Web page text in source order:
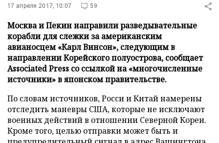
17 апреля 2017, 10:07 59
Москва и Пекин направили разведывательные
корабли для слежки за американским
авианосцем «Карл Винсон», следующим в
направлении Корейского полуострова, сообщает
Associated Press со ссылкой на «многочисленные
источники» в японском правительстве.
По словам источников, Росси и Китай намерены
отследить маневры США, которые не исключают
военных действий в отношении Северной Кореи.
Кроме того, целью отправки может быть и